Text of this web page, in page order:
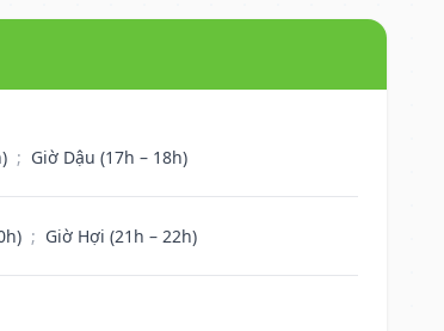
; Giờ Dậu (17h – 18h)
; Giờ Hợi (21h – 22h)